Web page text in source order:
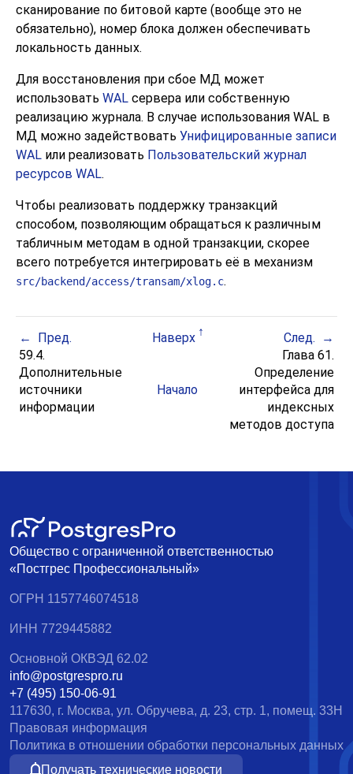
сканирование по битовой карте (вообще это не
обязательно), номер блока должен обеспечивать
локальность данных.
Для восстановления при сбое МД может
использовать WAL сервера или собственную
реализацию журнала. В случае использования WAL в
МД можно задействовать Унифицированные записи
WAL или реализовать Пользовательский журнал
ресурсов WAL.
Чтобы реализовать поддержку транзакций
способом, позволяющим обращаться к различным
табличным методам в одной транзакции, скорее
всего потребуется интегрировать её в механизм
src/backend/access/transam/xlog.c.
Пред. Наверх
След.
59.4.
Дополнительные
источники
информации
Начало
Глава 61.
Определение
интерфейса для
индексных
методов доступа
Общество с ограниченной ответственностью
«Постгрес Профессиональный»
ОГРН 1157746074518
ИНН 7729445882
Основной ОКВЭД 62.02
info@postgrespro.ru
+7 (495) 150-06-91
117630, г. Москва, ул. Обручева, д. 23, стр. 1, помещ. 33Н
Правовая информация
Политика в отношении обработки персональных данных
Получать технические новости